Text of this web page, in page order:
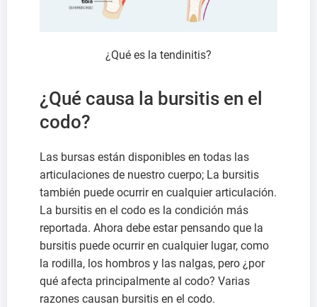
¿Qué es la tendinitis?
¿Qué causa la bursitis en el
codo?
Las bursas están disponibles en todas las
articulaciones de nuestro cuerpo; La bursitis
también puede ocurrir en cualquier articulación.
La bursitis en el codo es la condición más
reportada. Ahora debe estar pensando que la
bursitis puede ocurrir en cualquier lugar, como
la rodilla, los hombros y las nalgas, pero ¿por
qué afecta principalmente al codo? Varias
razones causan bursitis en el codo.